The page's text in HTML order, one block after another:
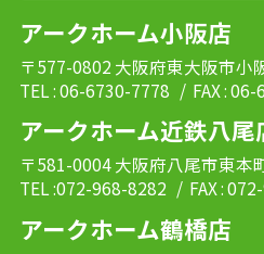
アークホーム小阪店
〒577-0802 大阪府東大阪市小
TEL : 06-6730-7778 / FAX :
アークホーム近鉄八尾
〒581-0004 大阪府八尾市東本
TEL :072-968-8282 / FAX :
アークホーム鶴橋店